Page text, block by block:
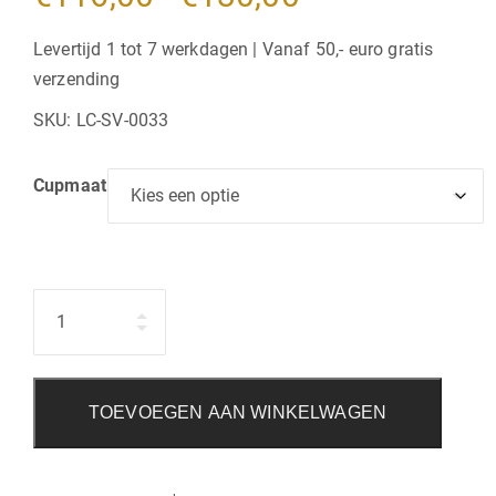
€116,00
€130,00
Levertijd 1 tot 7 werkdagen | Vanaf 50,- euro gratis
verzending
SKU: LC-SV-0033
Cupmaat
TOEVOEGEN AAN WINKELWAGEN